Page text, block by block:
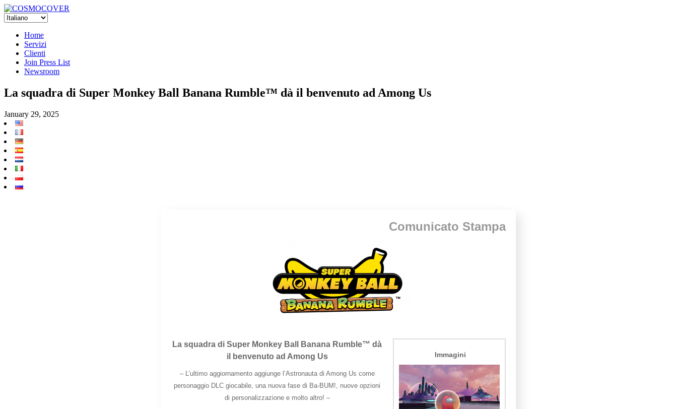
Home
Servizi
Clienti
Join Press List
Newsroom
La squadra di Super Monkey Ball Banana Rumble™️ dà il benvenuto ad Among Us
January 29, 2025
Comunicato Stampa
La squadra di Super Monkey Ball Banana Rumble™️ dà
il benvenuto ad Among Us
– L’ultimo aggiornamento aggiunge l’Astronauta di Among Us come
personaggio DLC giocabile, una nuova fase di Ba-BUM!, nuove opzioni
di personalizzazione e molto altro! –
Immagini